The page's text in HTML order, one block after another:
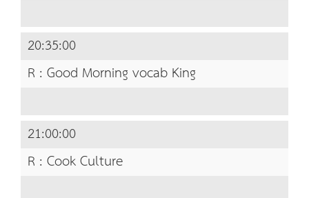
20:35:00
R : Good Morning vocab King
21:00:00
R : Cook Culture